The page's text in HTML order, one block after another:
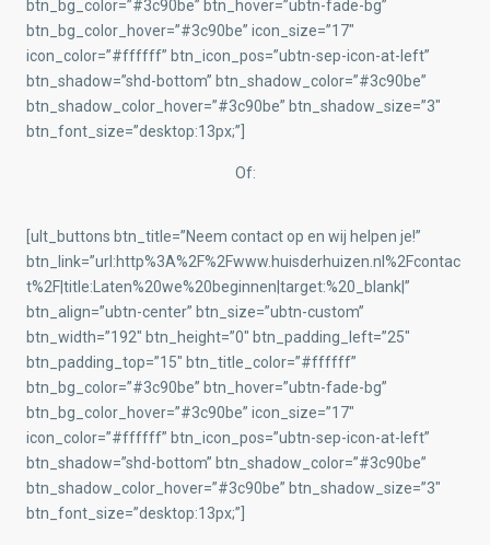
btn_bg_color=”#3c90be” btn_hover=”ubtn-fade-bg”
btn_bg_color_hover=”#3c90be” icon_size=”17″
icon_color=”#ffffff” btn_icon_pos=”ubtn-sep-icon-at-left”
btn_shadow=”shd-bottom” btn_shadow_color=”#3c90be”
btn_shadow_color_hover=”#3c90be” btn_shadow_size=”3″
btn_font_size=”desktop:13px;”]
Of:
[ult_buttons btn_title=”Neem contact op en wij helpen je!”
btn_link=”url:http%3A%2F%2Fwww.huisderhuizen.nl%2Fcontac
t%2F|title:Laten%20we%20beginnen|target:%20_blank|”
btn_align=”ubtn-center” btn_size=”ubtn-custom”
btn_width=”192″ btn_height=”0″ btn_padding_left=”25″
btn_padding_top=”15″ btn_title_color=”#ffffff”
btn_bg_color=”#3c90be” btn_hover=”ubtn-fade-bg”
btn_bg_color_hover=”#3c90be” icon_size=”17″
icon_color=”#ffffff” btn_icon_pos=”ubtn-sep-icon-at-left”
btn_shadow=”shd-bottom” btn_shadow_color=”#3c90be”
btn_shadow_color_hover=”#3c90be” btn_shadow_size=”3″
btn_font_size=”desktop:13px;”]